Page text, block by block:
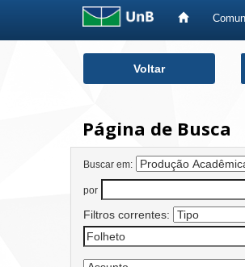
Voltar
Página de Busca
Buscar em:
por
Filtros correntes: